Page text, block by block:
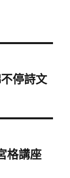
停詩文
格講座